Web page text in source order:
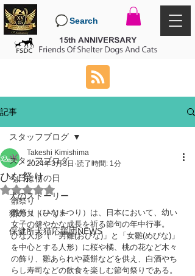
Search
記事
スタッフブログ
今日は何の日
犬のストーリー
猫のストーリー
保健所犬猫応援団NEWS
スタッフブログ
ひな祭り
Takeshi Kimishima
2024年3月3日 読了時間: 1分
5つ星のうちNaNと評価されています。
雛祭り
雛祭り（ひなまつり）は、日本において、幼い
女子の健やかな成長を祈る節句の年中行事。
ひな人形（「男雛(おびな)」と「女雛(めびな)」
を中心とする人形）に桜や橘、桃の花など木々
の飾り、雛あられや菱餅などを供え、白酒やち
らし寿司などの飲食を楽しむ節句祭りである。